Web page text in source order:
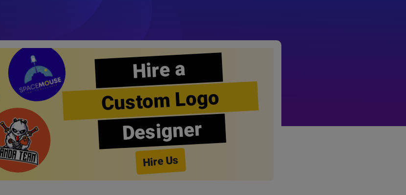
Hire a
Custom Logo
Designer
Hire Us